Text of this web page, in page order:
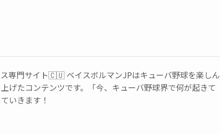
専門サイト🇨🇺 ベイスボルマンJPはキューバ野球を楽しん
げたコンテンツです。「今、キューバ野球界で何が起きて
いきます！